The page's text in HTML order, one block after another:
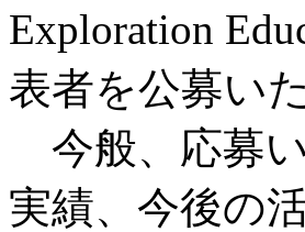
Exploration
表者を公募い
今般、応募
実績、今後の